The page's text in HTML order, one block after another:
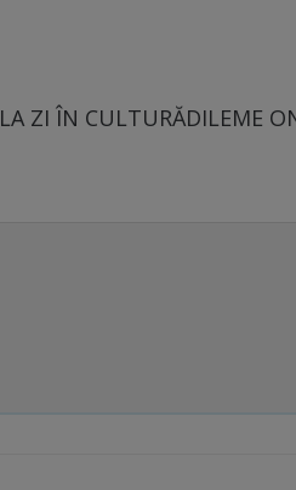
LA ZI ÎN CULTURĂDILEME